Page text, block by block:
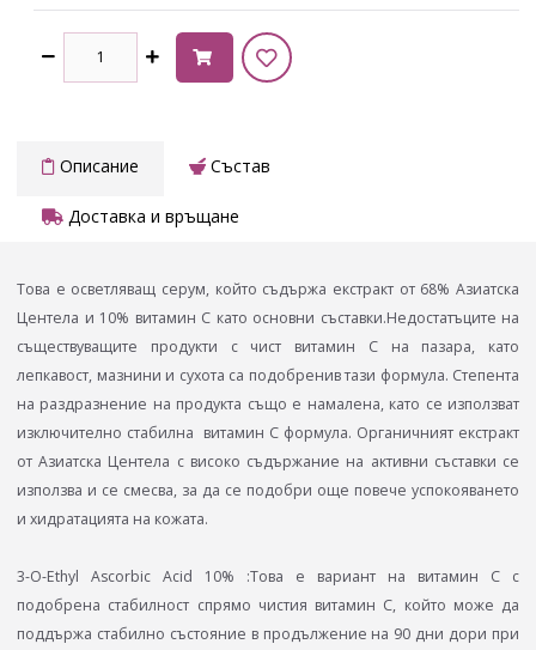
Описание Състав
Доставка и връщане
Това е осветляващ серум, който съдържа екстракт от 68% Азиатска
Центела и 10% витамин C като основни съставки.Недостатъците на
съществуващите продукти с чист витамин C на пазара, като
лепкавост, мазнини и сухота са подобренив тази формула. Степента
на раздразнение на продукта също е намалена, като се използват
изключително стабилна витамин C формула. Органичният екстракт
от Азиатска Центела с високо съдържание на активни съставки се
използва и се смесва, за да се подобри още повече успокояването
и хидратацията на кожата.
3-O-Ethyl Ascorbic Acid 10% :Това е вариант на витамин C с
подобрена стабилност спрямо чистия витамин C, който може да
поддържа стабилно състояние в продължение на 90 дни дори при